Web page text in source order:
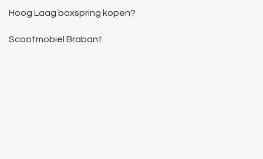
Hoog Laag boxspring kopen?
Scootmobiel Brabant